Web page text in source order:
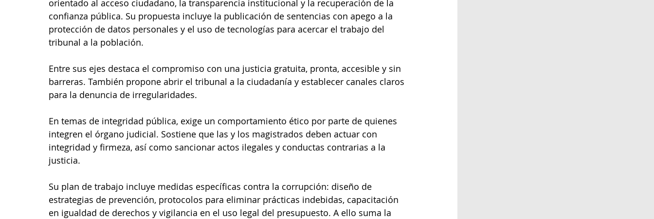
orientado al acceso ciudadano, la transparencia institucional y la recuperación de la
confianza pública. Su propuesta incluye la publicación de sentencias con apego a la
protección de datos personales y el uso de tecnologías para acercar el trabajo del
tribunal a la población.
Entre sus ejes destaca el compromiso con una justicia gratuita, pronta, accesible y sin
barreras. También propone abrir el tribunal a la ciudadanía y establecer canales claros
para la denuncia de irregularidades.
En temas de integridad pública, exige un comportamiento ético por parte de quienes
integren el órgano judicial. Sostiene que las y los magistrados deben actuar con
integridad y firmeza, así como sancionar actos ilegales y conductas contrarias a la
justicia.
Su plan de trabajo incluye medidas específicas contra la corrupción: diseño de
estrategias de prevención, protocolos para eliminar prácticas indebidas, capacitación
en igualdad de derechos y vigilancia en el uso legal del presupuesto. A ello suma la